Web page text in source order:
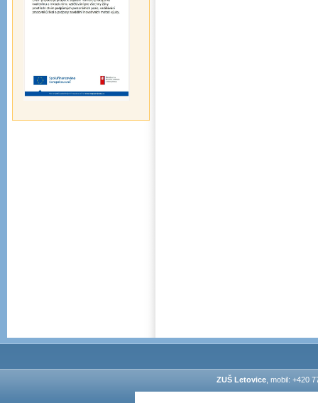
ZUŠ Letovice, mobil: +420